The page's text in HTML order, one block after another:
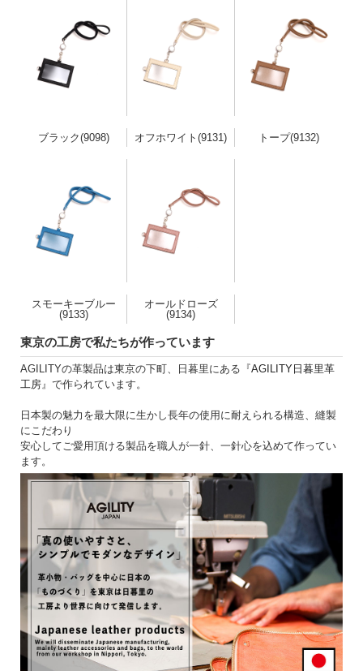
ブラック(9098) オフホワイト(9131) トープ(9132)
スモーキーブルー
(9133)
オールドローズ
(9134)
東京の工房で私たちが作っています
AGILITYの革製品は東京の下町、日暮里にある『AGILITY日暮里革
工房』で作られています。
日本製の魅力を最大限に生かし長年の使用に耐えられる構造、縫製
にこだわり
安心してご愛用頂ける製品を職人が一針、一針心を込めて作ってい
ます。